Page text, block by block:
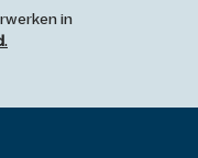
in
.